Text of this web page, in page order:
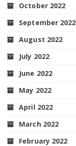
October 2022
September 2022
August 2022
July 2022
June 2022
May 2022
April 2022
March 2022
February 2022